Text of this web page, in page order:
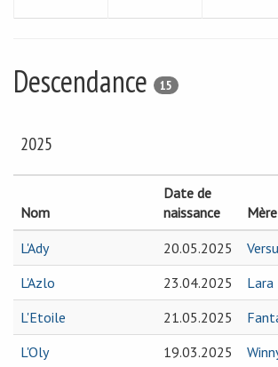
Descendance 15
2025
Nom
Date de
naissance
Mère
L'Ady
20.05.2025
L'Azlo
23.04.2025
Lara
L'Etoile
21.05.2025
L'Oly
19.03.2025